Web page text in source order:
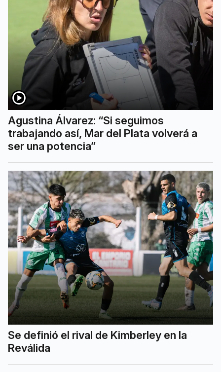
Agustina Álvarez: “Si seguimos
trabajando así, Mar del Plata volverá a
ser una potencia”
Se definió el rival de Kimberley en la
Reválida